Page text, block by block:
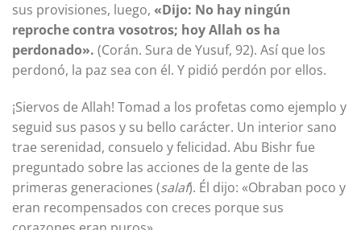
sus provisiones, luego, «Dijo: No hay ningún
reproche contra vosotros; hoy Allah os ha
perdonado». (Corán. Sura de Yusuf, 92). Así que los
perdonó, la paz sea con él. Y pidió perdón por ellos.
¡Siervos de Allah! Tomad a los profetas como ejemplo y
seguid sus pasos y su bello carácter. Un interior sano
trae serenidad, consuelo y felicidad. Abu Bishr fue
preguntado sobre las acciones de la gente de las
primeras generaciones (salaf). Él dijo: «Obraban poco y
eran recompensados con creces porque sus